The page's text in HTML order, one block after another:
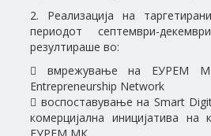
2. Реализација на
периодот септември-
резултираше во:
 вмрежување на ЕУРЕМ
Entrepreneurship Network
 воспоставување на Smart
комерцијална иницијатива на